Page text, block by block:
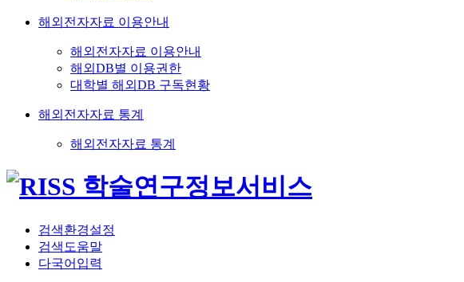
해외전자자료 이용안내
해외전자자료 이용안내
해외DB별 이용권한
대학별 해외DB 구독현황
해외전자자료 통계
해외전자자료 통계
검색환경설정
검색도움말
다국어입력